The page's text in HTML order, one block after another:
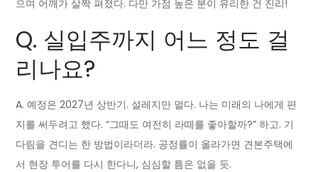
으며 어깨가 살짝 펴졌다. 다만 가점 높은 분이 유리한 건 진리!
Q. 실입주까지 어느 정도 걸
리나요?
A. 예정은 2027년 상반기. 설레지만 멀다. 나는 미래의 나에게 편
지를 써두려고 했다. “그때도 여전히 라떼를 좋아할까?” 하고. 기
다림을 견디는 한 방법이라더라. 공정률이 올라가면 견본주택에
서 현장 투어를 다시 한다니, 심심할 틈은 없을 듯.